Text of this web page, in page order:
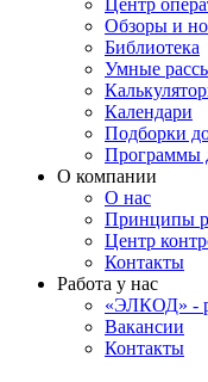
Центр
Обзоры и
Библиотека
Умные
Календари
Подборки
Программы
О компании
О нас
Принципы
Центр
Контакты
Работа у нас
«ЭЛКОД» -
Вакансии
Контакты